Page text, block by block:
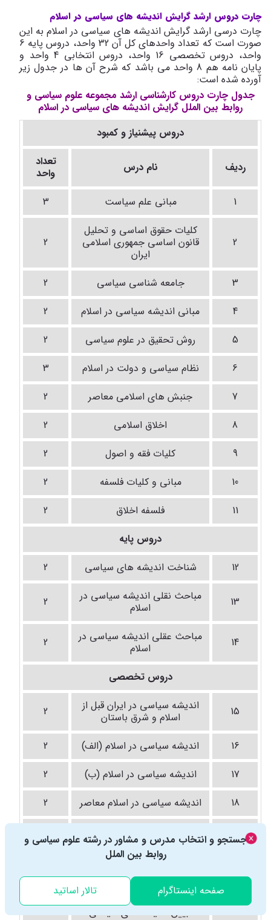
چارت دروس ارشد گرایش اندیشه های سیاسی در اسلام
چارت درسی ارشد گرایش اندیشه های سیاسی در اسلام به این
صورت است که تعداد واحدهای کل آن 32 واحد، دروس پایه 6
واحد، دروس تخصصی 16 واحد، دروس انتخابی 4 واحد و
پایان نامه هم 8 واحد می باشد که شرح آن ها در جدول زیر
آورده شده است:
جدول چارت دروس کارشناسی ارشد مجموعه علوم سیاسی و
روابط بین الملل گرایش اندیشه های سیاسی در اسلام
دروس پیشنیاز و کمبود
ردیف نام درس
تعداد
واحد
1
مبانی علم سیاست 3
2
کلیات حقوق اساسی و تحلیل
قانون اساسی جمهوری اسلامی
ایران
2
3 جامعه شناسی سیاسی
2
4
مبانی اندیشه سیاسی در اسلام
2
5
روش تحقیق در علوم سیاسی
2
6
نظام سیاسی و دولت در اسلام
3
7
جنبش های اسلامی معاصر
2
8
اخلاق اسلامی
2
9
کلیات فقه و اصول
2
10
مبانی و کلیات فلسفه
2
11
فلسفه اخلاق
2
دروس پایه
12
شناخت اندیشه های سیاسی 2
13
مباحث نقلی اندیشه سیاسی در
اسلام
2
14
مباحث عقلی اندیشه سیاسی در
اسلام
2
دروس تخصصی
15
اندیشه سیاسی در ایران قبل از
اسلام و شرق باستان
2
16 اندیشه سیاسی در اسلام (الف)
2
17
اندیشه سیاسی در اسلام (ب)
2
18
اندیشه سیاسی در اسلام معاصر 2
19
بررسی آثار و اندیشه سیاسی
امام خمینی (س)
2
20
2
21 تبیین اندیشه های سیاسی 2
جستجو و انتخاب مدرس و مشاور در رشته علوم سیاسی و
روابط بین الملل
صفحه اینستاگرام تالار اساتید